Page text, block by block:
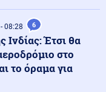
πιέσεις από το
08:28 6
Ινδίας: Έτσι θα
στο
το όραμα για